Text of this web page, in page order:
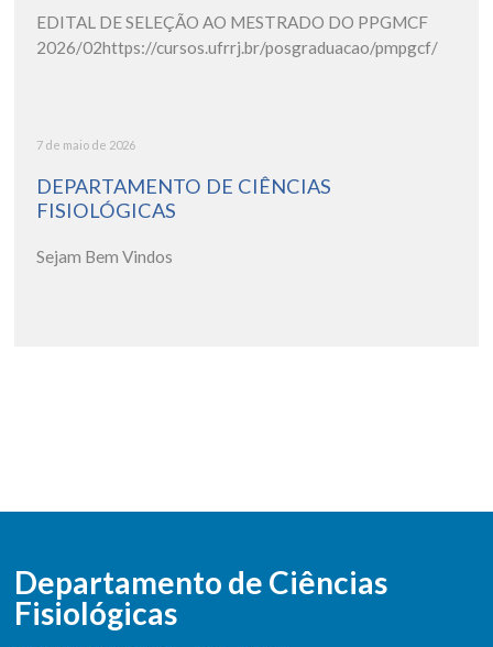
EDITAL DE SELEÇÃO AO MESTRADO DO PPGMCF
2026/02https://cursos.ufrrj.br/posgraduacao/pmpgcf/
7 de maio de 2026
DEPARTAMENTO DE CIÊNCIAS
FISIOLÓGICAS
Sejam Bem Vindos
Departamento de Ciências
Fisiológicas